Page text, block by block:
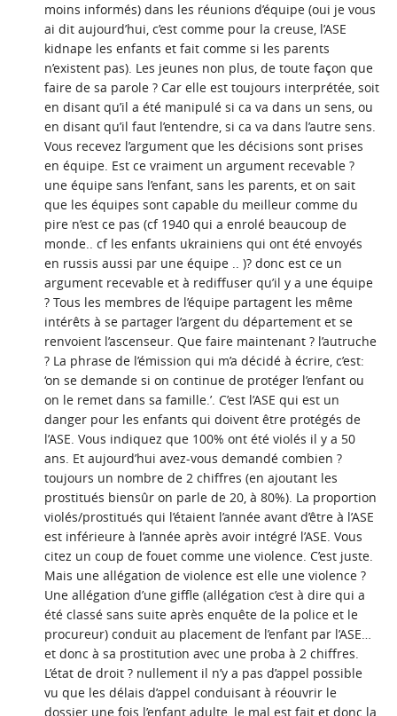
moins informés) dans les réunions d’équipe (oui je vous
ai dit aujourd’hui, c’est comme pour la creuse, l’ASE
kidnape les enfants et fait comme si les parents
n’existent pas). Les jeunes non plus, de toute façon que
faire de sa parole ? Car elle est toujours interprétée, soit
en disant qu’il a été manipulé si ca va dans un sens, ou
en disant qu’il faut l’entendre, si ca va dans l’autre sens.
Vous recevez l’argument que les décisions sont prises
en équipe. Est ce vraiment un argument recevable ?
une équipe sans l’enfant, sans les parents, et on sait
que les équipes sont capable du meilleur comme du
pire n’est ce pas (cf 1940 qui a enrolé beaucoup de
monde.. cf les enfants ukrainiens qui ont été envoyés
en russis aussi par une équipe .. )? donc est ce un
argument recevable et à rediffuser qu’il y a une équipe
? Tous les membres de l’équipe partagent les même
intérêts à se partager l’argent du département et se
renvoient l’ascenseur. Que faire maintenant ? l’autruche
? La phrase de l’émission qui m’a décidé à écrire, c’est:
‘on se demande si on continue de protéger l’enfant ou
on le remet dans sa famille.’. C’est l’ASE qui est un
danger pour les enfants qui doivent être protégés de
l’ASE. Vous indiquez que 100% ont été violés il y a 50
ans. Et aujourd’hui avez-vous demandé combien ?
toujours un nombre de 2 chiffres (en ajoutant les
prostitués biensûr on parle de 20, à 80%). La proportion
violés/prostitués qui l’étaient l’année avant d’être à l’ASE
est inférieure à l’année après avoir intégré l’ASE. Vous
citez un coup de fouet comme une violence. C’est juste.
Mais une allégation de violence est elle une violence ?
Une allégation d’une giffle (allégation c’est à dire qui a
été classé sans suite après enquête de la police et le
procureur) conduit au placement de l’enfant par l’ASE…
et donc à sa prostitution avec une proba à 2 chiffres.
L’état de droit ? nullement il n’y a pas d’appel possible
vu que les délais d’appel conduisant à réouvrir le
dossier une fois l’enfant adulte, le mal est fait et donc la